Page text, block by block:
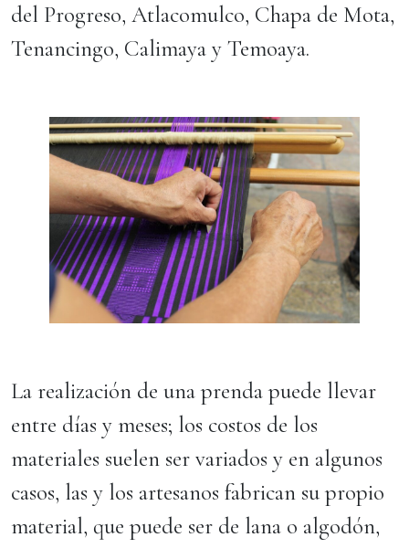
del Progreso, Atlacomulco, Chapa de Mota,
Tenancingo, Calimaya y Temoaya.
La realización de una prenda puede llevar
entre días y meses; los costos de los
materiales suelen ser variados y en algunos
casos, las y los artesanos fabrican su propio
material, que puede ser de lana o algodón,